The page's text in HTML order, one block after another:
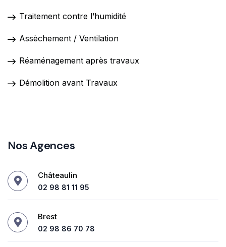
Traitement contre l’humidité
Assèchement / Ventilation
Réaménagement après travaux
Démolition avant Travaux
Nos Agences
Châteaulin
02 98 81 11 95
Brest
02 98 86 70 78